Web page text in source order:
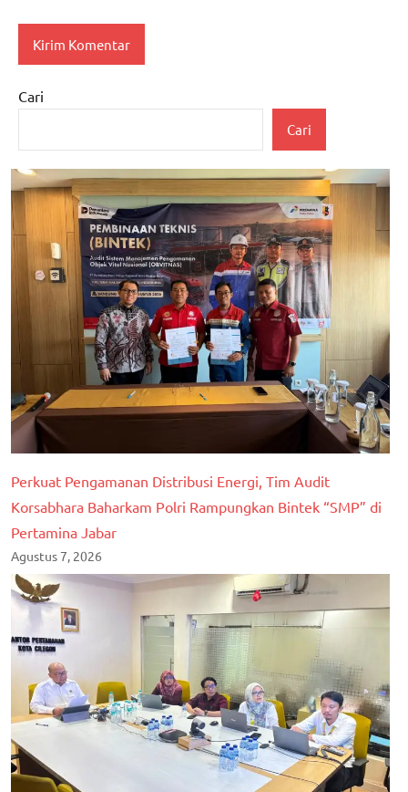
Cari
Cari
Perkuat Pengamanan Distribusi Energi, Tim Audit
Korsabhara Baharkam Polri Rampungkan Bintek “SMP” di
Pertamina Jabar
Agustus 7, 2026